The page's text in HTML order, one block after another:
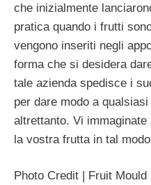
che inizialmente
pratica quando i frutti
vengono inseriti negli
forma che si desidera
tale azienda spedisce i
per dare modo a
altrettanto. Vi
la vostra frutta in tal
Photo Credit | Fruit Mould